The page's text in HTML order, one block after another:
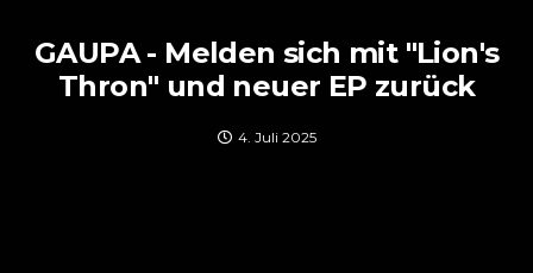
GAUPA - Melden sich mit "Lion's
Thron" und neuer EP zurück
4. Juli 2025